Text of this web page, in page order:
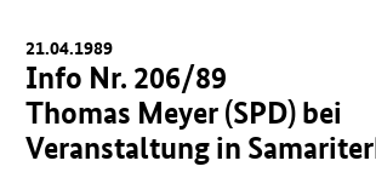
21.04.1989
Info Nr. 206/89
Thomas Meyer (SPD) bei
Veranstaltung in